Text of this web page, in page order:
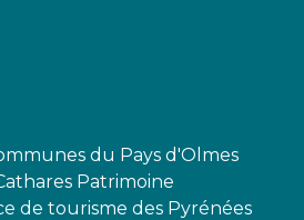
du Pays d'Olmes
Patrimoine
de tourisme des Pyrénées